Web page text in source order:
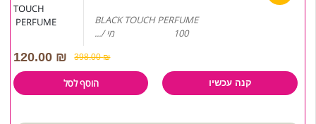
BLACK TOUCH PERFUME
100 מי /...
398.00₪
120.00 ₪
הוסף לסל קנה עכשיו